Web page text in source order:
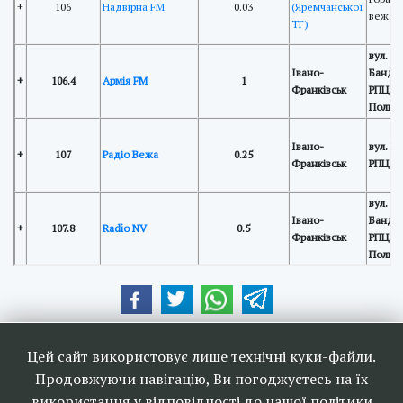
+ 106 Надвірна FM 0.03
(Яремчанської
ТГ)
вежа
+ 106.4 Армія FM 1
Івано-
Франківськ
вул.
РПЦ
+ 107 Радіо Вежа 0.25
Івано-
Франківськ
вул.
РПЦ
+ 107.8 Radio NV 0.5
Івано-
Франківськ
вул.
РПЦ
Цей сайт використовує лише технічні куки-файли.
Продовжуючи навігацію, Ви погоджуєтесь на їх